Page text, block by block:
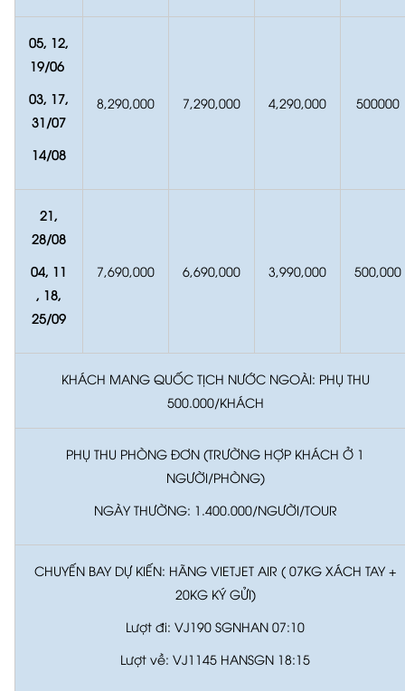
05, 12,
19/06
03, 17,
31/07
14/08
8,290,000 7,290,000 4,290,000 500000
21,
28/08
04, 11
, 18,
25/09
7,690,000 6,690,000 3,990,000 500,000
KHÁCH MANG QUỐC TỊCH NƯỚC NGOÀI: PHỤ THU
500.000/KHÁCH
PHỤ THU PHÒNG ĐƠN (TRƯỜNG HỢP KHÁCH Ở 1
NGƯỜI/PHÒNG)
NGÀY THƯỜNG: 1.400.000/NGƯỜI/TOUR
CHUYẾN BAY DỰ KIẾN: HÃNG VIETJET AIR ( 07KG XÁCH TAY +
20KG KÝ GỬI)
Lượt đi: VJ190 SGNHAN 07:10
Lượt về: VJ1145 HANSGN 18:15